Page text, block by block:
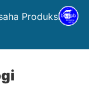
Produksi